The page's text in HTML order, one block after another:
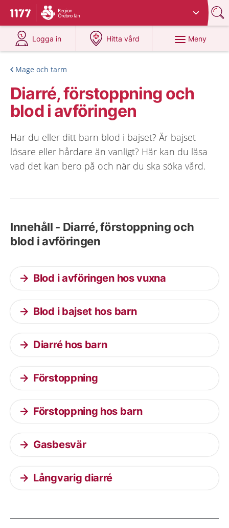
Till startsidan för 1177
Du har valt region
Logga in
på 1177.se
Hitta vård
på 1177.se
Meny
Mage och tarm
Diarré, förstoppning och
blod i avföringen
Har du eller ditt barn blod i bajset? Är bajset
lösare eller hårdare än vanligt? Här kan du läsa
vad det kan bero på och när du ska söka vård.
Innehåll - Diarré, förstoppning och
blod i avföringen
Blod i avföringen hos vuxna
Blod i bajset hos barn
Diarré hos barn
Förstoppning
Förstoppning hos barn
Gasbesvär
Långvarig diarré